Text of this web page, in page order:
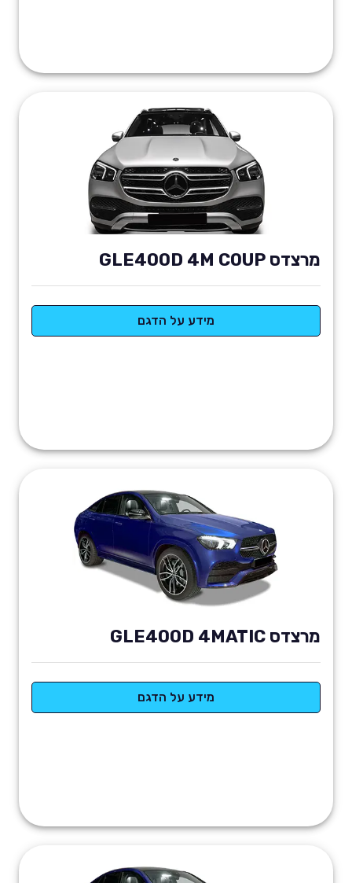
מרצדס GLE400D 4M COUP
מידע על הדגם
מרצדס GLE400D 4MATIC
מידע על הדגם